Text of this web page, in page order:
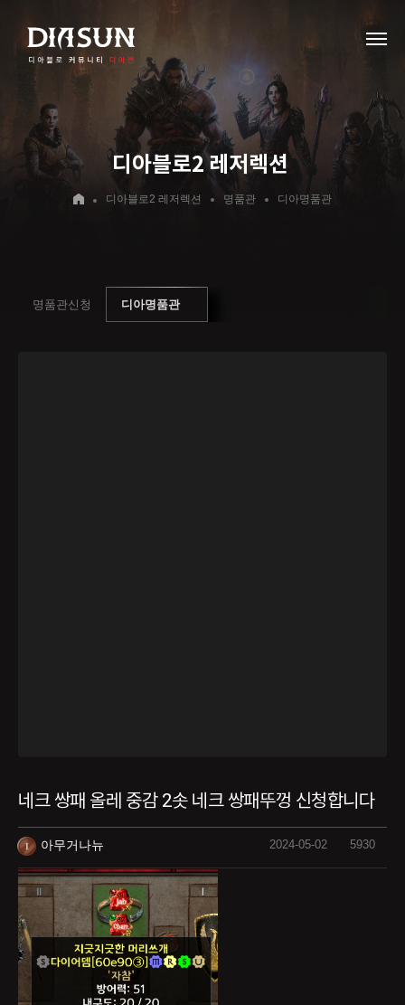
디아블로2 레저렉션
디아블로2 레저렉션 명품관 디아명품관
명품관신청 디아명품관
네크 쌍패 올레 중감 2솟 네크 쌍패뚜껑 신청합니다
아무거나뉴 2024-05-02 5930